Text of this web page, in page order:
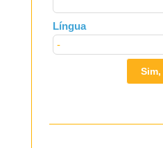
Língua